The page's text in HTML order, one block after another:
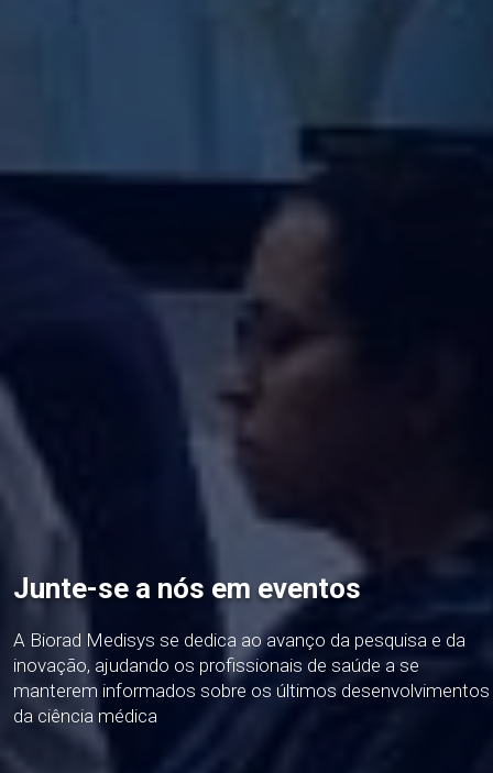
Junte-se a nós em eventos
A Biorad Medisys se dedica ao avanço da pesquisa e da
inovação, ajudando os profissionais de saúde a se
manterem informados sobre os últimos desenvolvimentos
da ciência médica